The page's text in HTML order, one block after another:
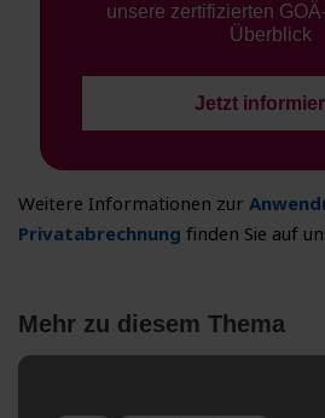
unsere zertifizierten
Überblick
Jetzt
Weitere Informationen zur
Privatabrechnung finden Sie auf
Mehr zu diesem Thema